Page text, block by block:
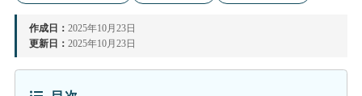
作成日： 2025年10月23日
更新日： 2025年10月23日